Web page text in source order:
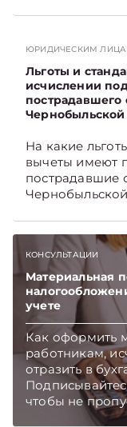
ЮРИДИЧЕСКИМ
Льготы и
исчислении
пострадавшего
На какие
вычеты имеют
пострадавшие
чтобы не
TelegramViber
КОНСУЛЬТАЦИИ
Материальная
учете
Как оформить
работникам,
отразить в
чтобы не
TelegramViber